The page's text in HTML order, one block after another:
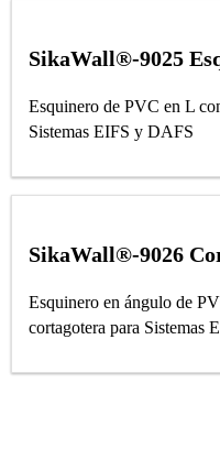
SikaWall®-9025
Esquinero de PVC en L
Sistemas EIFS y DAFS
SikaWall®-9026
Esquinero en ángulo de
cortagotera para Sistemas